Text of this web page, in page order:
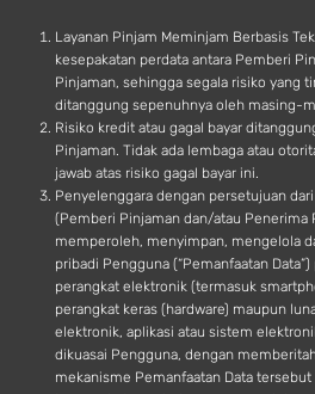
d
Layanan Pinjam Meminjam Berbasis
kesepakatan perdata antara Pemberi
Pinjaman, sehingga segala risiko yang
ditanggung sepenuhnya oleh masing-
Risiko kredit atau gagal bayar
Pinjaman. Tidak ada lembaga atau
jawab atas risiko gagal bayar ini.
Penyelenggara dengan persetujuan
(Pemberi Pinjaman dan/atau Penerima
memperoleh, menyimpan, mengelola
pribadi Pengguna (“Pemanfaatan
perangkat elektronik (termasuk
perangkat keras (hardware) maupun
elektronik, aplikasi atau sistem
dikuasai Pengguna, dengan
mekanisme Pemanfaatan Data